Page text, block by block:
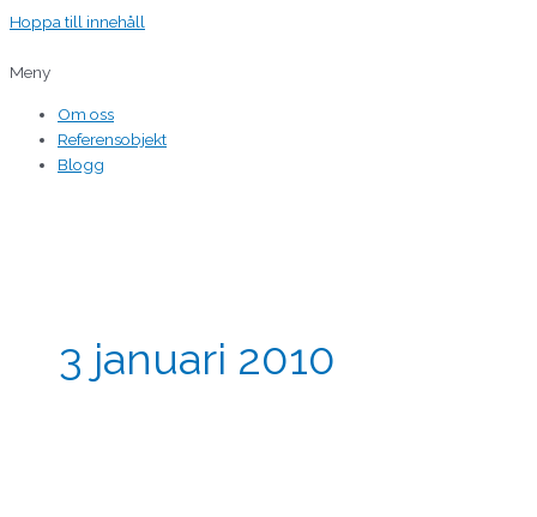
Hoppa till innehåll
Meny
Om oss
Referensobjekt
Blogg
3 januari 2010